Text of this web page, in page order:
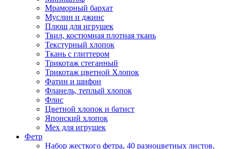
Мраморный бархат
Муслин и джинс
Плюш для игрушек
Твил, костюмная плотная ткань
Текстурный хлопок
Ткань с глиттером
Трикотаж стеганный
Трикотаж цветной Хлопок
Фатин и шифон
Фланель, теплый хлопок
Флис
Цветной хлопок и батист
Японский хлопок
Мех для игрушек
Фетр
Набор жесткого фетра, 40 разноцветных листов,